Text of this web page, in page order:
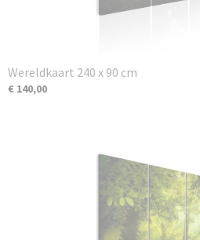
Wereldkaart 240 x 90 cm
€ 140,00